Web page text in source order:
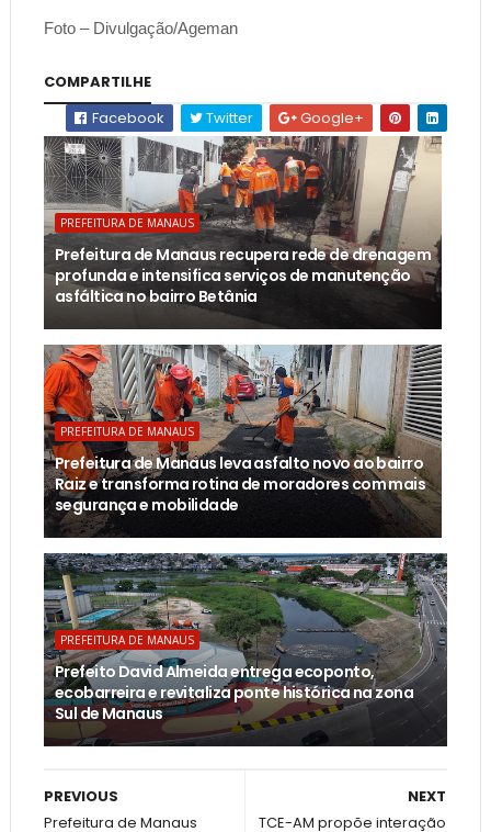
Foto – Divulgação/Ageman
COMPARTILHE
Facebook
Twitter Google+
PREFEITURA DE MANAUS
Prefeitura de Manaus recupera rede de drenagem
profunda e intensifica serviços de manutenção
asfáltica no bairro Betânia
PREFEITURA DE MANAUS
Prefeitura de Manaus leva asfalto novo ao bairro
Raiz e transforma rotina de moradores com mais
segurança e mobilidade
PREFEITURA DE MANAUS
Prefeito David Almeida entrega ecoponto,
ecobarreira e revitaliza ponte histórica na zona
Sul de Manaus
NEXT
​TCE-AM propõe interação
PREVIOUS
Prefeitura de Manaus